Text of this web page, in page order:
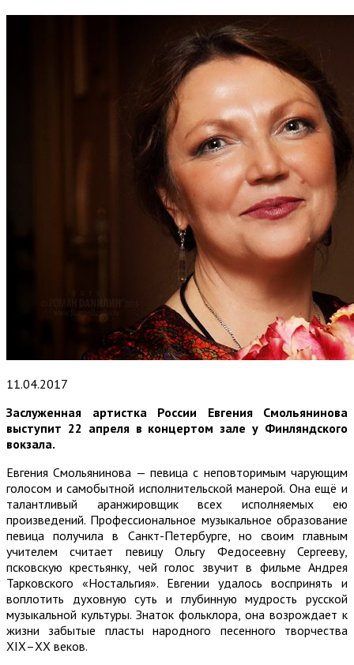
11.04.2017
Заслуженная артистка России Евгения Смольянинова
выступит 22 апреля в концертом зале у Финляндского
вокзала.
Евгения Смольянинова — певица с неповторимым чарующим
голосом и самобытной исполнительской манерой. Она ещё и
талантливый аранжировщик всех исполняемых ею
произведений. Профессиональное музыкальное образование
певица получила в Санкт-Петербурге, но своим главным
учителем считает певицу Ольгу Федосеевну Сергееву,
псковскую крестьянку, чей голос звучит в фильме Андрея
Тарковского «Ностальгия». Евгении удалось воспринять и
воплотить духовную суть и глубинную мудрость русской
музыкальной культуры. Знаток фольклора, она возрождает к
жизни забытые пласты народного песенного творчества
ХIХ–ХХ веков.